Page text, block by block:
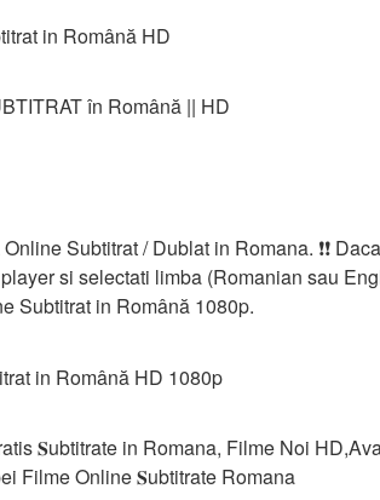
in Română HD
în Română || HD
Subtitrat / Dublat in Romana. ❗❗️️
si selectati limba (Romanian sau
Subtitrat in Română 1080p.
in Română HD 1080p
𝐒ubtitrate in Romana, Filme Noi
Filme Online 𝐒ubtitrate Romana